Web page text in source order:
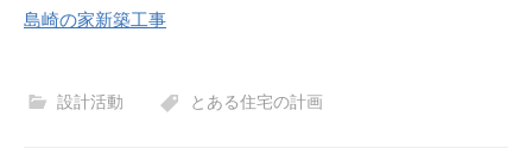
島崎の家新築工事
設計活動 とある住宅の計画